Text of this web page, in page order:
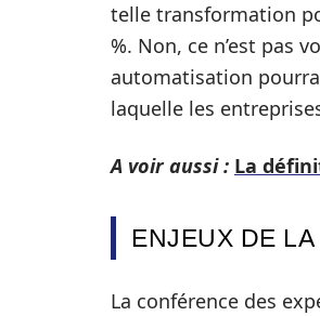
telle transformation
%. Non, ce n’est pas
automatisation
laquelle les
A voir aussi : La
ENJEUX DE
La conférence des